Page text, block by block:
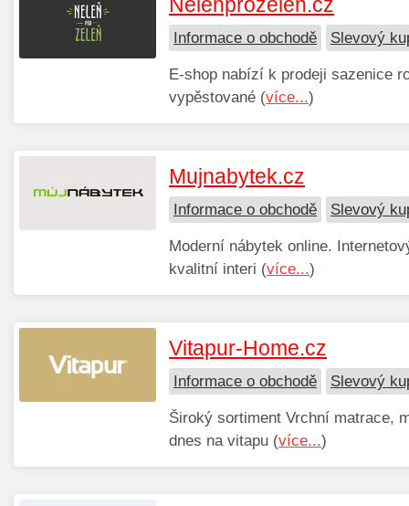
Nelenprozelen.cz
Informace o obchodě Slevový
E-shop nabízí k prodeji sazenice
vypěstované (více...)
Mujnabytek.cz
Informace o obchodě Slevový
Moderní nábytek online.
kvalitní interi (více...)
Vitapur-Home.cz
Informace o obchodě Slevový
Široký sortiment Vrchní matrace,
dnes na vitapu (více...)